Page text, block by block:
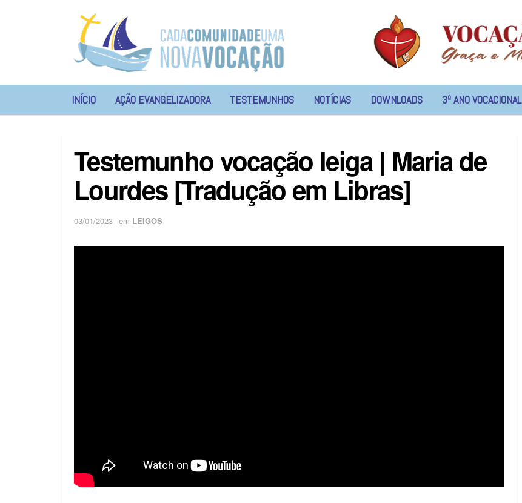
INÍCIO AÇÃO EVANGELIZADORA TESTEMUNHOS NOTÍCIAS DOWNLOADS 3º ANO VOCACIONAL
Testemunho vocação leiga | Maria de
Lourdes [Tradução em Libras]
03/01/2023 em LEIGOS